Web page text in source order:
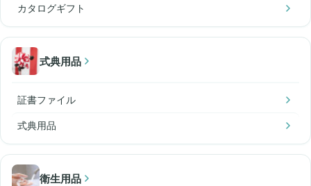
カタログギフト
式典用品
証書ファイル
式典用品
衛生用品